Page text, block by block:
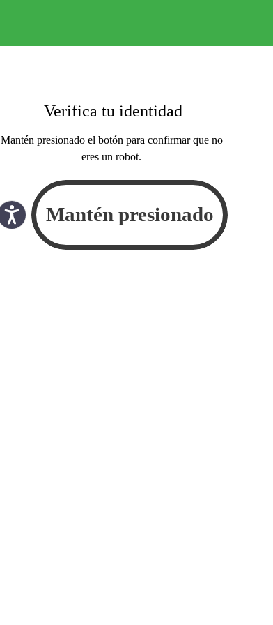
Verifica tu identidad
Mantén presionado el botón para confirmar que no
eres un robot.